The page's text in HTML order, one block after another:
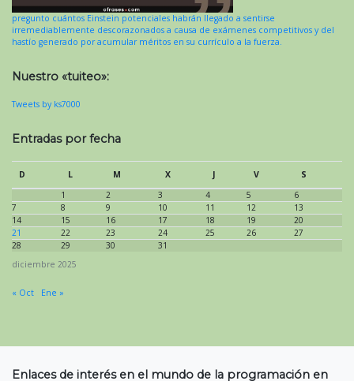
pregunto cuántos Einstein potenciales habrán llegado a sentirse
irremediablemente descorazonados a causa de exámenes competitivos y del
hastío generado por acumular méritos en su currículo a la fuerza.
Nuestro «tuiteo»:
Tweets by ks7000
Entradas por fecha
diciembre 2025
D L M X J V
S
1
2 3 4 5
6
7
8 9 10 11 12
13
14
15 16 17 18 19
20
21
22 23 24 25 26
27
28
29 30 31
« Oct Ene »
Enlaces de interés en el mundo de la programación en